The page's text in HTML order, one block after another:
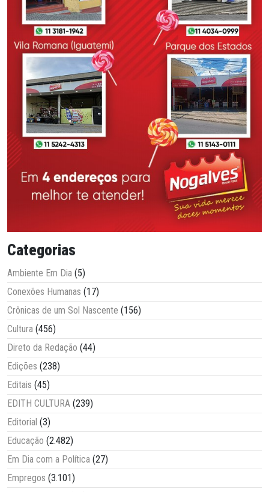
Categorias
Ambiente Em Dia (5)
Conexões Humanas (17)
Crônicas de um Sol Nascente (156)
Cultura (456)
Direto da Redação (44)
Edições (238)
Editais (45)
EDITH CULTURA (239)
Editorial (3)
Educação (2.482)
Em Dia com a Política (27)
Empregos (3.101)